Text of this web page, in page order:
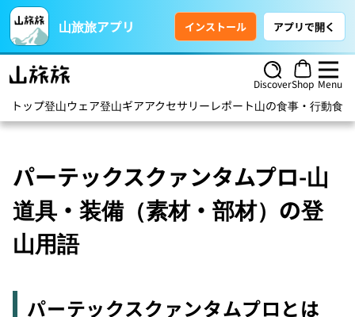
山旅旅アプリ インストール アプリで開く
DiscoverShop Menu
トップ登山ウェア登山ギアアクセサリー レポート山の食事・行動食
パーテックスクァンタムプロ-山
道具・装備（素材・部材）の登
山用語
パーテックスクァンタムプロとは